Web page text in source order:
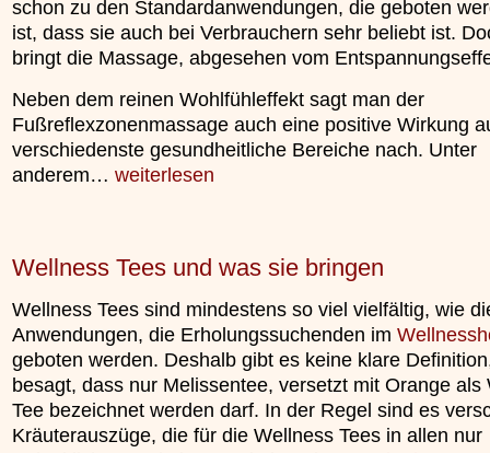
schon zu den Standardanwendungen, die geboten
ist, dass sie auch bei Verbrauchern sehr beliebt ist.
bringt die Massage, abgesehen vom
Neben dem reinen Wohlfühleffekt sagt man der
Fußreflexzonenmassage auch eine positive Wirkung
verschiedenste gesundheitliche Bereiche nach. Unter
anderem… weiterlesen
Wellness Tees und was sie bringen
Wellness Tees sind mindestens so viel vielfältig, wie
Anwendungen, die Erholungssuchenden im
geboten werden. Deshalb gibt es keine klare
besagt, dass nur Melissentee, versetzt mit Orange als
Tee bezeichnet werden darf. In der Regel sind es
Kräuterauszüge, die für die Wellness Tees in allen nur
Erfahrungen mit